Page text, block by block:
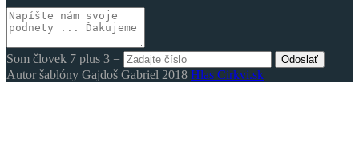
Som človek 7 plus 3 = Odoslať
Autor šablóny Gajdoš Gabriel 2018 Hlas Cirkvi.sk